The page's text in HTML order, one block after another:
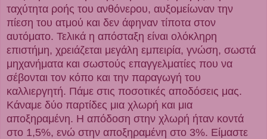
ταχύτητα ροής του ανθόνερου, αυξομείωναν την
πίεση του ατμού και δεν άφηναν τίποτα στον
αυτόματο. Τελικά η απόσταξη είναι ολόκληρη
επιστήμη, χρειάζεται μεγάλη εμπειρία, γνώση, σωστά
μηχανήματα και σωστούς επαγγελματίες που να
σέβονται τον κόπο και την παραγωγή του
καλλιεργητή. Πάμε στις ποσοτικές αποδόσεις μας.
Κάναμε δύο παρτίδες μια χλωρή και μια
αποξηραμένη. Η απόδοση στην χλωρή ήταν κοντά
στο 1,5%, ενώ στην αποξηραμένη στο 3%. Είμαστε